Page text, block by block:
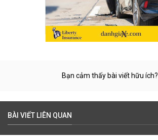
Bạn cảm thấy bài viết hữu ích?
BÀI VIẾT LIÊN QUAN